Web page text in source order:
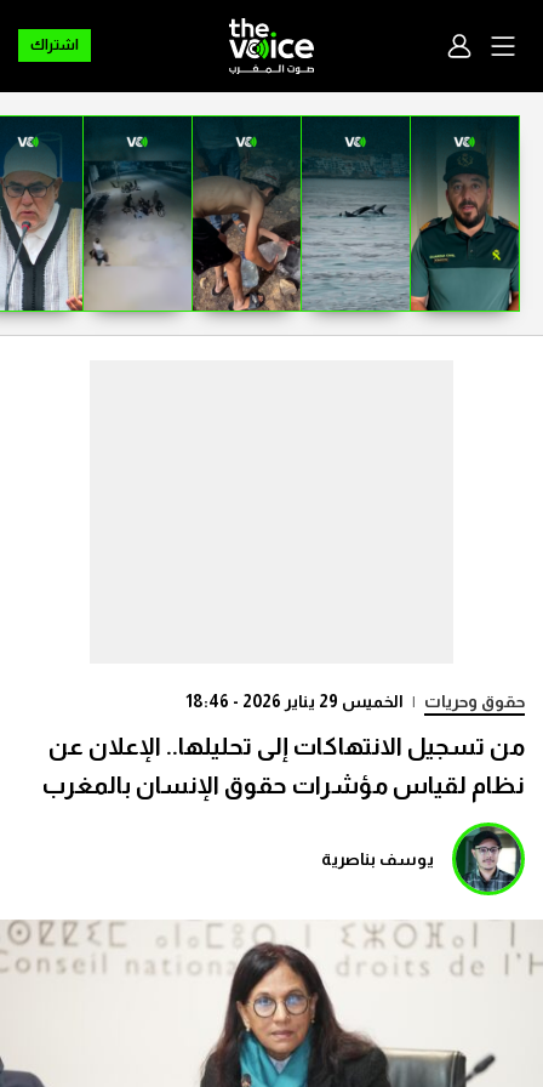
اشتراك
حقوق وحريات | الخميس 29 يناير 2026 - 18:46
من تسجيل الانتهاكات إلى تحليلها.. الإعلان عن
نظام لقياس مؤشرات حقوق الإنسان بالمغرب
يوسف بناصرية